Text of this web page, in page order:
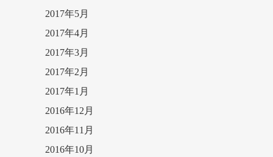
2017年5月
2017年4月
2017年3月
2017年2月
2017年1月
2016年12月
2016年11月
2016年10月